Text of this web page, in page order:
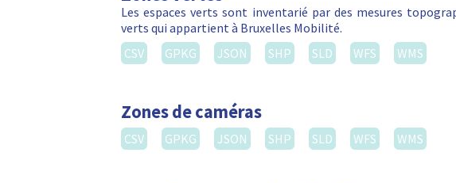
Les espaces verts sont inventarié par des mesures
verts qui appartient à Bruxelles Mobilité.
CSV
GPKG JSON SHP SLD WFS WMS
Zones de caméras
CSV GPKG JSON SHP SLD WFS WMS